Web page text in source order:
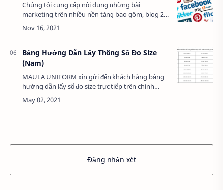
Chúng tôi cung cấp nội dung những bài
marketing trên nhiều nền tảng bao gôm, blog 2.0
mạng xã hội trong nước, nước ngoài và nhiều
dịch vụ cung cấp nội dung có phí cũng như miễn
Bảng Hướng Dẫn Lấy Thông Số Đo Size
(Nam)
MAULA UNIFORM xin gửi đến khách hàng bảng
hướng dẫn lấy số đo size trực tiếp trên chính
người cần may đồng phục...Để tiện hơn trong
quá trình đo size của khách hàng cần may đồ…
Đăng nhận xét